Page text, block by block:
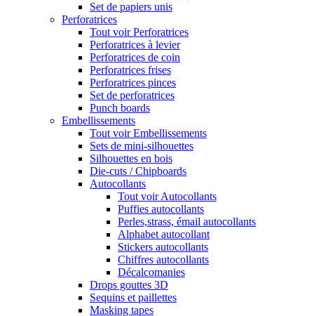
Set de papiers unis
Perforatrices
Tout voir Perforatrices
Perforatrices à levier
Perforatrices de coin
Perforatrices frises
Perforatrices pinces
Set de perforatrices
Punch boards
Embellissements
Tout voir Embellissements
Sets de mini-silhouettes
Silhouettes en bois
Die-cuts / Chipboards
Autocollants
Tout voir Autocollants
Puffies autocollants
Perles,strass, émail autocollants
Alphabet autocollant
Stickers autocollants
Chiffres autocollants
Décalcomanies
Drops gouttes 3D
Sequins et paillettes
Masking tapes